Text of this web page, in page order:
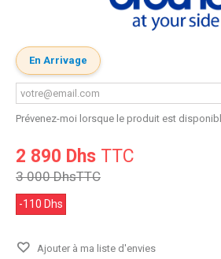
En Arrivage
Prévenez-moi lorsque le produit est
2 890 Dhs TTC
3 000 DhsTTC
-110 Dhs
Ajouter à ma liste d'envies